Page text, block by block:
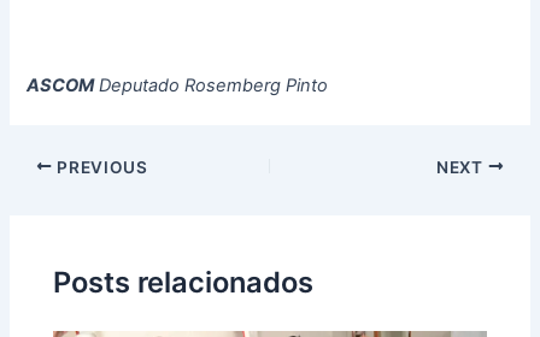
ASCOMDeputado Rosemberg Pinto
PREVIOUS NEXT
Posts relacionados